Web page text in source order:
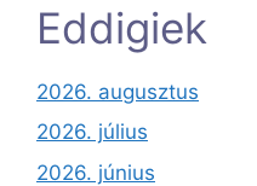
Eddigiek
2026. augusztus
2026. július
2026. június